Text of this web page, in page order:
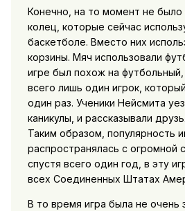
Конечно, на то момент не было
колец, которые сейчас
баскетболе. Вместо них
корзины. Мяч использовали
игре был похож на футбольный,
всего лишь один игрок,
один раз. Ученики Нейсмита
каникулы, и рассказывали
Таким образом, популярность
распространялась с огромной
спустя всего один год, в эту
всех Соединенных Штатах
В то время игра была не очень